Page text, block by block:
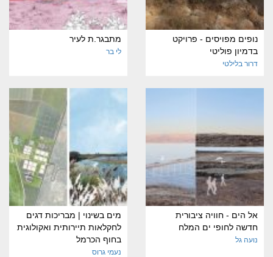
נופים מפויסים - פרויקט
בדמיון פוליטי
דרור בלילטי
מתבגר.ת לעיר
לי בר
אל הים - חוויה ציבורית
חדשה לחופי ים המלח
נועה גל
מים בשינוי | מבריכות דגים
לחקלאות תיירותית ואקולוגית
בחוף הכרמל
נעמי גרוס